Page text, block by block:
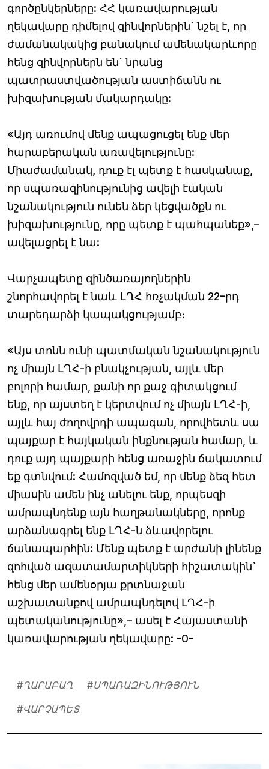
գործընկերները: ՀՀ կառավարության
ղեկավարը դիմելով զինվորներին` նշել է, որ
ժամանակակից բանակում ամենակարևորը
հենց զինվորներն են` նրանց
պատրաստվածության աստիճանն ու
խիզախության մակարդակը:
«Այդ առումով մենք ապացուցել ենք մեր
հարաբերական առավելությունը:
Միաժամանակ, դուք էլ պետք է հասկանաք,
որ սպառազինությունից ավելի էական
նշանակություն ունեն ձեր կեցվածքն ու
խիզախությունը, որը պետք է պահպանեք»,–
ավելացրել է նա:
Վարչապետը զինծառայողներին
շնորհավորել է նաև ԼՂՀ հռչակման 22–րդ
տարեդարձի կապակցությամբ։
«Այս տոնն ունի պատմական նշանակություն
ոչ միայն ԼՂՀ-ի բնակչության, այլև մեր
բոլորի համար, քանի որ քաջ գիտակցում
ենք, որ այստեղ է կերտվում ոչ միայն ԼՂՀ-ի,
այլև հայ ժողովրդի ապագան, որովհետև սա
պայքար է հայկական ինքնության համար, և
դուք այդ պայքարի հենց առաջին ճակատում
եք գտնվում: Համոզված եմ, որ մենք ձեզ հետ
միասին ամեն ինչ անելու ենք, որպեսզի
ամրապնդենք այն հաղթանակները, որոնք
արձանագրել ենք ԼՂՀ-ն ձևավորելու
ճանապարհին: Մենք պետք է արժանի լինենք
զոհված ազատամարտիկների հիշատակին`
հենց մեր ամենօրյա քրտնաջան
աշխատանքով ամրապնդելով ԼՂՀ-ի
պետականությունը»,– ասել է Հայաստանի
կառավարության ղեկավարը: -0-
#ՂԱՐԱԲԱՂ #ՍՊԱՌԱԶԻՆՈՒԹՅՈՒՆ
#ՎԱՐՉԱՊԵՏ